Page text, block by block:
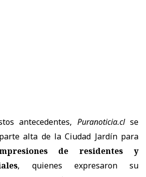
antecedentes, Puranoticia.clse
alta de la Ciudad Jardín para
de residentes y
, quienes expresaron su